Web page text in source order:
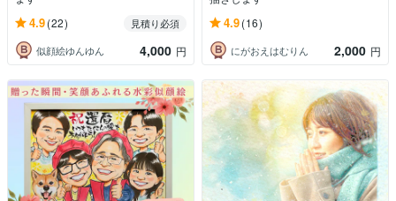
4.9(22)
見積り必須
似顔絵ゆんゆん
4,000 円
4.9(16)
にがおえはむりん 2,000 円